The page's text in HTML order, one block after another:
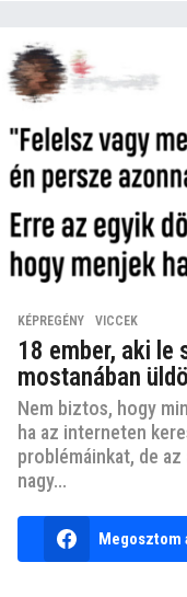
KÉPREGÉNY ,VICCEK
18 ember, aki le
mostanában
Nem biztos, hogy
ha az interneten
problémáinkat, de
nagy...
Megosztom